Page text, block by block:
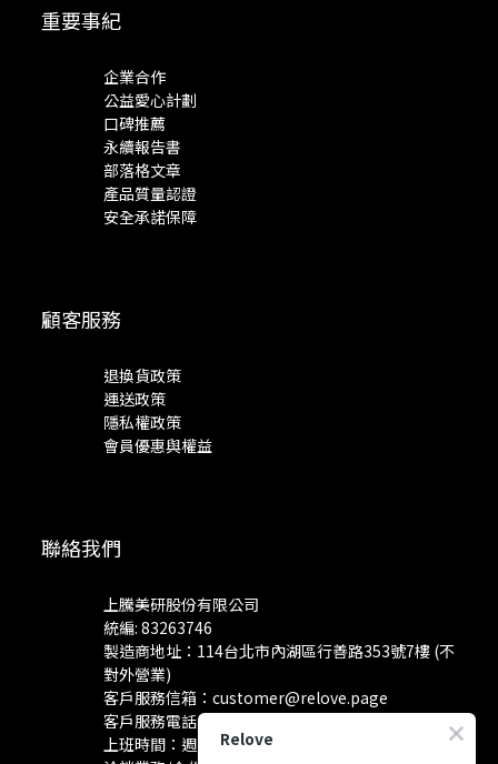
重要事紀
企業合作
公益愛心計劃
口碑推薦
永續報告書
部落格文章
產品質量認證
安全承諾保障
顧客服務
退換貨政策
運送政策
隱私權政策
會員優惠與權益
聯絡我們
上騰美研股份有限公司
統編: 83263746
製造商地址：114台北市內湖區行善路353號7樓 (不
對外營業)
客戶服務信箱： customer@relove.page
客戶服務電話：
上班時間：週一至週五 10:30~18:30
Relove